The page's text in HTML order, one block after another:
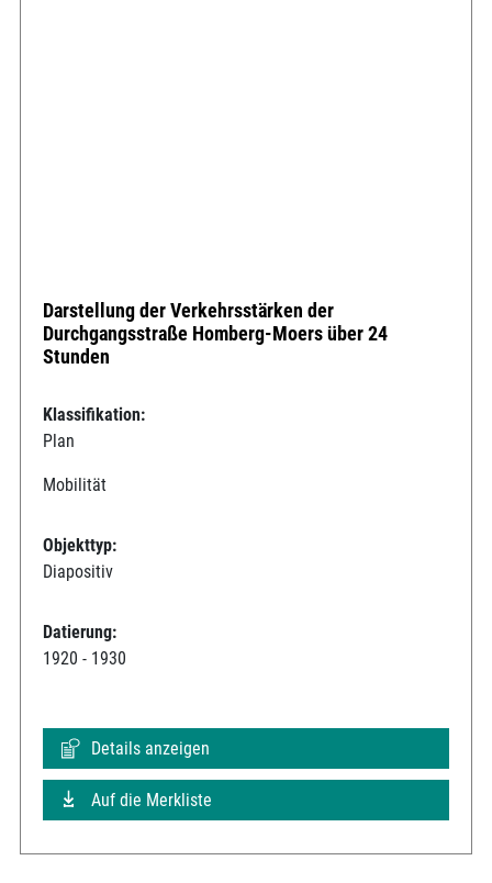
Darstellung der Verkehrsstärken der
Durchgangsstraße Homberg-Moers über 24
Stunden
Klassifikation:
Plan
Mobilität
Objekttyp:
Diapositiv
Datierung:
1920 - 1930
Details anzeigen
Auf die Merkliste